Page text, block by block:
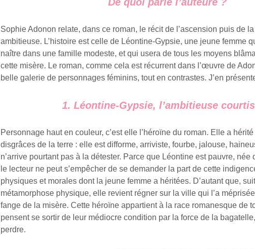
Sophie Adonon relate, dans ce roman, le récit de l’ascension puis de la
ambitieuse. L’histoire est celle de Léontine-Gypsie, une jeune femme
naître dans une famille modeste, et qui usera de tous les moyens
cette misère. Le roman, comme cela est récurrent dans l’œuvre de
belle galerie de personnages féminins, tout en contrastes. J’en
1. Léontine-Gypsie, l’ambitieuse
Personnage haut en couleur, c’est elle l’héroïne du roman. Elle a
disgrâces de la terre : elle est difforme, arriviste, fourbe, jalouse,
n’arrive pourtant pas à la détester. Parce que Léontine est pauvre, née
le lecteur ne peut s’empêcher de se demander la part de cette
physiques et morales dont la jeune femme a héritées. D’autant que,
métamorphose physique, elle revient régner sur la ville qui l’a
fange de la misère. Cette héroïne appartient à la race romanesque de
pensent se sortir de leur médiocre condition par la force de la
perdre.